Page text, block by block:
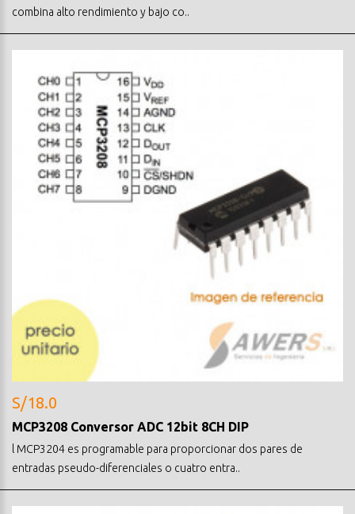
combina alto rendimiento y bajo co..
S/18.0
MCP3208 Conversor ADC 12bit 8CH DIP
l MCP3204 es programable para proporcionar dos pares de
entradas pseudo-diferenciales o cuatro entra..